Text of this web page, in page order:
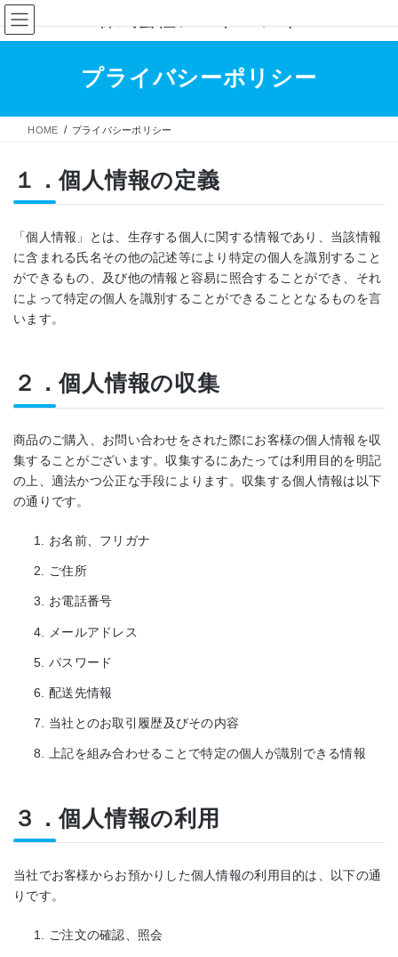
コ
ン
へ
ナ
ビ
ョ
プライバシーポリシー
HOME プライバシーポリシー
１．個人情報の定義
「個人情報」とは、生存する個人に関する情報であり、当該情報
に含まれる氏名その他の記述等により特定の個人を識別すること
ができるもの、及び他の情報と容易に照合することができ、それ
によって特定の個人を識別することができることとなるものを言
います。
２．個人情報の収集
商品のご購入、お問い合わせをされた際にお客様の個人情報を収
集することがございます。収集するにあたっては利用目的を明記
の上、適法かつ公正な手段によります。収集する個人情報は以下
の通りです。
お名前、フリガナ
ご住所
お電話番号
メールアドレス
パスワード
配送先情報
当社とのお取引履歴及びその内容
上記を組み合わせることで特定の個人が識別できる情報
３．個人情報の利用
当社でお客様からお預かりした個人情報の利用目的は、以下の通
りです。
ご注文の確認、照会